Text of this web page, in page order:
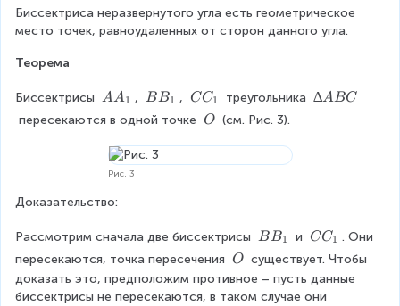
n
gl
P
M
Биссектриса неразвернутого угла есть геометрическое
место точек, равноудаленных от сторон данного угла.
Теорема
Биссектрисы A
A
{
1
AA1 , B
B
{
1
BB1 , C
C
{
1
CC1 треугольника ∆
∆ABC
пересекаются в одной точке \
O (см. Рис. 3).
Рис. 3
Доказательство:
Рассмотрим сначала две биссектрисы B
B
_
BB1 и C
C
{
CC1 . Они
пересекаются, точка пересечения \
\
O
O существует. Чтобы
доказать это, предположим противное – пусть данные
биссектрисы не пересекаются, в таком случае они